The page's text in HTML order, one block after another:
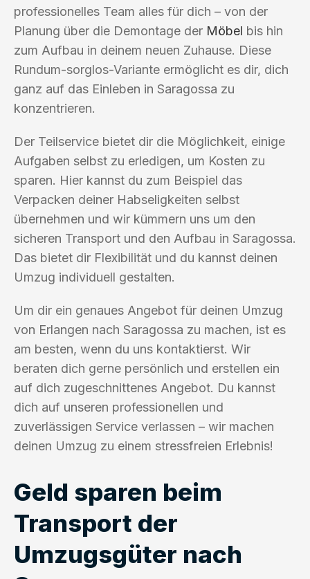
professionelles Team alles für dich – von der
Planung über die Demontage der Möbel bis hin
zum Aufbau in deinem neuen Zuhause. Diese
Rundum-sorglos-Variante ermöglicht es dir, dich
ganz auf das Einleben in Saragossa zu
konzentrieren.
Der Teilservice bietet dir die Möglichkeit, einige
Aufgaben selbst zu erledigen, um Kosten zu
sparen. Hier kannst du zum Beispiel das
Verpacken deiner Habseligkeiten selbst
übernehmen und wir kümmern uns um den
sicheren Transport und den Aufbau in Saragossa.
Das bietet dir Flexibilität und du kannst deinen
Umzug individuell gestalten.
Um dir ein genaues Angebot für deinen Umzug
von Erlangen nach Saragossa zu machen, ist es
am besten, wenn du uns kontaktierst. Wir
beraten dich gerne persönlich und erstellen ein
auf dich zugeschnittenes Angebot. Du kannst
dich auf unseren professionellen und
zuverlässigen Service verlassen – wir machen
deinen Umzug zu einem stressfreien Erlebnis!
Geld sparen beim
Transport der
Umzugsgüter nach